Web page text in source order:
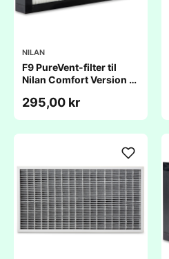
NILAN
F9 PureVent-filter til
Nilan Comfort Version 2
(210x445x48mm)
295,00 kr